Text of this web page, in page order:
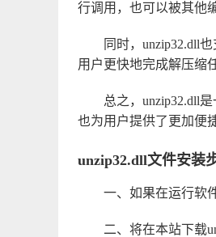
行调用，也可以被其他
同时，unzip32.dll
用户更快地完成解压缩
总之，unzip32.dll
也为用户提供了更加便
unzip32.dll文件安装
一、如果在运行软
二、将在本站下载